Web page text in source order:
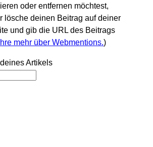
oder entfernen möchtest,
lösche deinen Beitrag auf deiner
und gib die URL des Beitrags
mehr über Webmentions.)
Artikels